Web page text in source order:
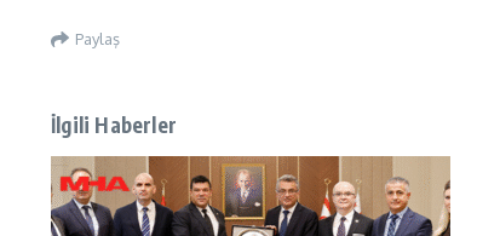
Paylaş
İlgili Haberler